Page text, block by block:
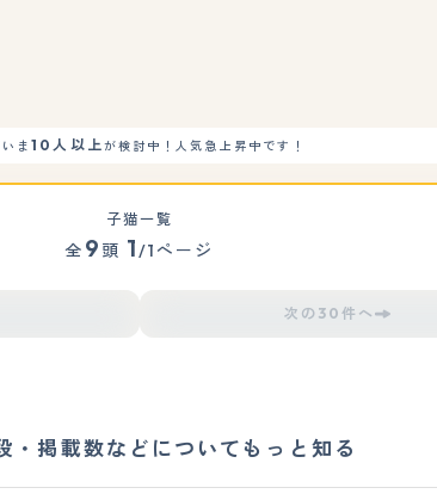
いま10人以上が検討中！人気急上昇中です！
子猫一覧
全 9 頭 1/1ページ
次の30件へ
・掲載数などについてもっと知る